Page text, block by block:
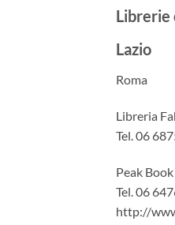
Librerie
Lazio
Roma
Libreria
Tel. 06
Peak
Tel. 06
http://